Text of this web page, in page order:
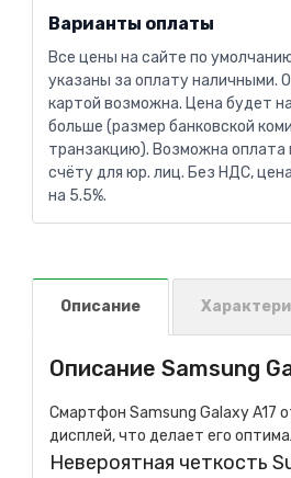
Варианты оплаты
Все цены на сайте по
указаны за оплату наличными.
картой возможна. Цена будет
больше (размер банковской
транзакцию). Возможна оплата
счёту для юр. лиц. Без НДС,
на 5.5%.
Описание
Описание Samsung
Смартфон Samsung Galaxy A17
дисплей, что делает его
Невероятная четкость